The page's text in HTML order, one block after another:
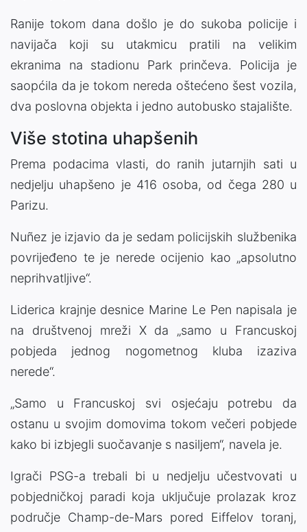
Ranije tokom dana došlo je do sukoba policije i
navijača koji su utakmicu pratili na velikim
ekranima na stadionu Park prinčeva. Policija je
saopćila da je tokom nereda oštećeno šest vozila,
dva poslovna objekta i jedno autobusko stajalište.
Više stotina uhapšenih
Prema podacima vlasti, do ranih jutarnjih sati u
nedjelju uhapšeno je 416 osoba, od čega 280 u
Parizu.
Nuñez je izjavio da je sedam policijskih službenika
povrijeđeno te je nerede ocijenio kao „apsolutno
neprihvatljive“.
Liderica krajnje desnice Marine Le Pen napisala je
na društvenoj mreži X da „samo u Francuskoj
pobjeda jednog nogometnog kluba izaziva
nerede“.
„Samo u Francuskoj svi osjećaju potrebu da
ostanu u svojim domovima tokom večeri pobjede
kako bi izbjegli suočavanje s nasiljem“, navela je.
Igrači PSG-a trebali bi u nedjelju učestvovati u
pobjedničkoj paradi koja uključuje prolazak kroz
područje Champ-de-Mars pored Eiffelov toranj,